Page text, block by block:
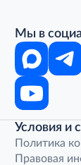
Мы в
Условия и
Политика
Правовая